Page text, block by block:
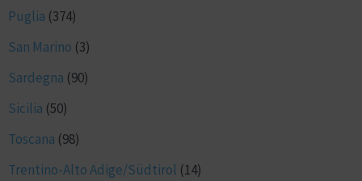
Puglia (374)
San Marino (3)
Sardegna (90)
Sicilia (50)
Toscana (98)
Trentino-Alto Adige/Südtirol (14)